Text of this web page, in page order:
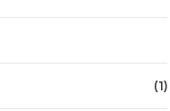
(1)